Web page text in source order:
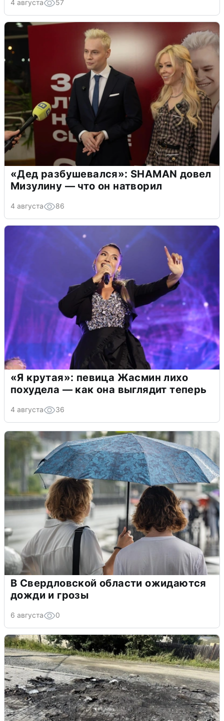
4 августа 57
«Дед разбушевался»: SHAMAN довел
Мизулину — что он натворил
4 августа 86
«Я крутая»: певица Жасмин лихо
похудела — как она выглядит теперь
4 августа 36
В Свердловской области ожидаются
дожди и грозы
6 августа 0